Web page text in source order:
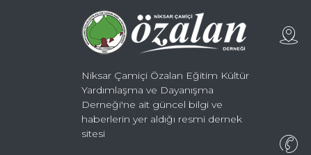
Niksar Çamiçi Özalan Eğitim Kültür
Yardımlaşma ve Dayanışma
Derneği'ne ait güncel bilgi ve
haberlerin yer aldığı resmi dernek
sitesi